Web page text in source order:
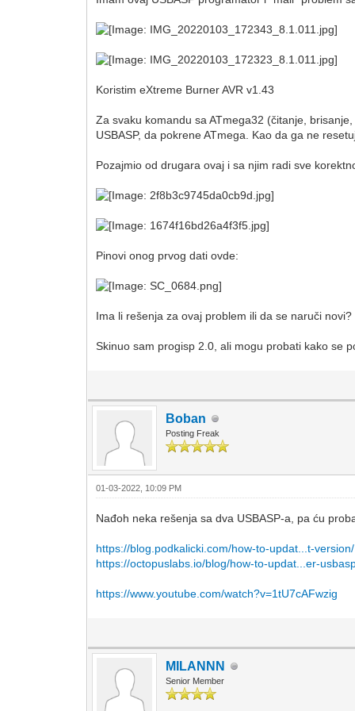
Koristim eXtreme Burner AVR v1.43
Za svaku komandu sa ATmega32 (čitanje,
USBASP, da pokrene ATmega. Kao da ga ne
Pozajmio od drugara ovaj i sa njim radi sve
Pinovi onog prvog dati ovde:
Ima li rešenja za ovaj problem ili da se naruči novi?
Skinuo sam progisp 2.0, ali mogu probati kako se
Boban
Posting Freak
01-03-2022, 10:09 PM
Nađoh neka rešenja sa dva USBASP-a, pa ću
https://blog.podkalicki.com/how-to-updat...t-version/
https://octopuslabs.io/blog/how-to-updat...er-
https://www.youtube.com/watch?v=1tU7cAFwzig
MILANNN
Senior Member